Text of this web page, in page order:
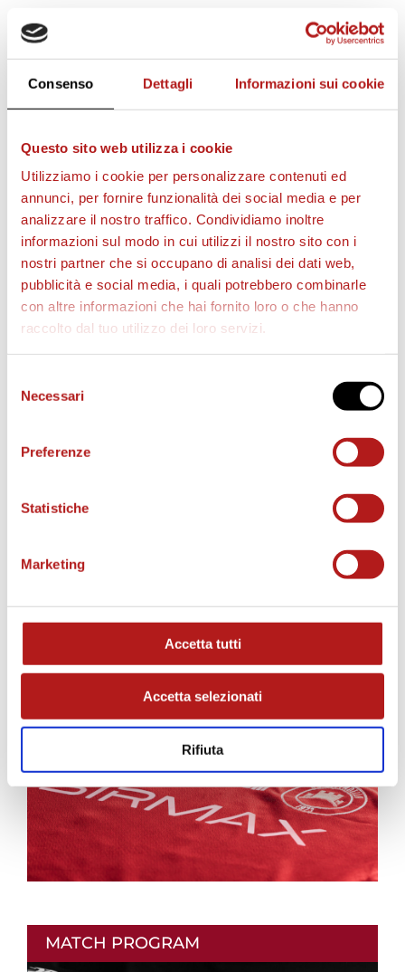
Consenso Dettagli Informazioni sui cookie
Questo sito web utilizza i cookie
Utilizziamo i cookie per personalizzare contenuti ed
annunci, per fornire funzionalità dei social media e per
analizzare il nostro traffico. Condividiamo inoltre
informazioni sul modo in cui utilizzi il nostro sito con i
nostri partner che si occupano di analisi dei dati web,
pubblicità e social media, i quali potrebbero combinarle
con altre informazioni che hai fornito loro o che hanno
raccolto dal tuo utilizzo dei loro servizi.
delNecessari
Preferenze
Statistiche
Marketing
Accetta tutti
Accetta selezionati
Rifiuta
AS CITTADELLA STORE
MATCH PROGRAM